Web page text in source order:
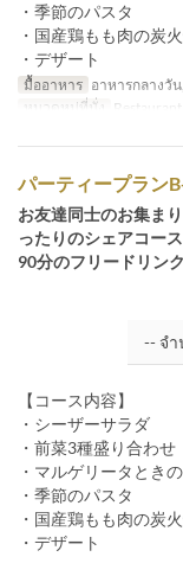
・季節のパスタ
・国産鶏もも肉の炭
・デザート
มื้ออาหาร อาหารกลางวั
หมวดหมู่ที่นั่ง
Restaurant
パーティープラン
お友達同士のお集ま
ったりのシェアコー
90分のフリードリンク
【コース内容】
・シーザーサラダ
・前菜3種盛り合わせ
・マルゲリータとき
・季節のパスタ
・国産鶏もも肉の炭
・デザート